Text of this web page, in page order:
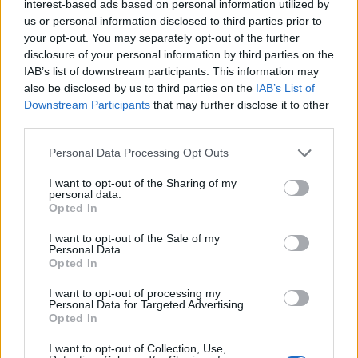
interest-based ads based on personal information utilized by
us or personal information disclosed to third parties prior to
your opt-out. You may separately opt-out of the further
disclosure of your personal information by third parties on the
IAB’s list of downstream participants. This information may
also be disclosed by us to third parties on the IAB’s List of
Downstream Participants that may further disclose it to other
Personal Data Processing Opt Outs
I want to opt-out of the Sharing of my
personal data.
Opted In
I want to opt-out of the Sale of my
Personal Data.
Opted In
I want to opt-out of processing my
Personal Data for Targeted Advertising.
Opted In
I want to opt-out of Collection, Use,
ΟΠΕΚΑ: Αύριο η δεύτερη πληρωμή των δικαιούχων
του Λογαριασμού Αγροτικής Εστίας
06/08/2026 - 17:40 ΟΙΚΟΝΟΜΙΑ
Κυβερνητική Επιτροπή Βιομηχανίας- Κ. Μητσοτάκης:
Στρατηγική προτεραιότητα η ενίσχυση της
βιομηχανίας
06/08/2026 - 17:18 ΠΟΛΙΤΙΚΗ
Από τις 28 Αυγούστου η ψηφιακή ενεργοποίηση της
Κάρτας Αγρότη μέσω της ΕΑΕ 2026
06/08/2026 - 16:51 ΟΙΚΟΝΟΜΙΑ
πετρελαίου και φυσικού αερίου στην Ευρώπη
06/08/2026 - 16:20
Οι ελληνικές scale-ups επιχειρήσεις στρέφονται
στην ανάπτυξη - Μεγαλύτερη πρόκληση η
06/08/2026 - 15:56 ΕΠΙΧΕΙΡΗΣΕΙΣ